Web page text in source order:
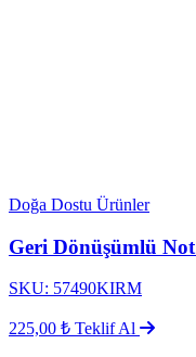
Doğa Dostu Ürünler
Geri Dönüşümlü
SKU: 57490KIRM
225,00 ₺ Teklif Al